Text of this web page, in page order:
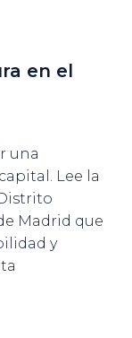
en el
una
Lee la
Madrid que
y